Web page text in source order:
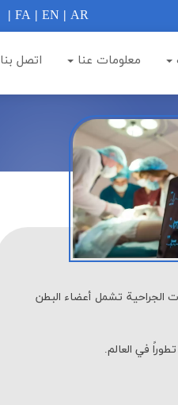
FA| EN | AR
|
معلومات عنا اتصل بنا
الجراحية تشمل أعضاء البطن
في العالم.